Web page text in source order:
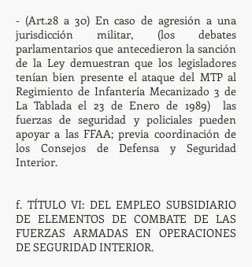
- (Art.28 a 30) En caso de agresión a una
jurisdicción militar, (los debates
parlamentarios que antecedieron la sanción
de la Ley demuestran que los legisladores
tenían bien presente el ataque del MTP al
Regimiento de Infantería Mecanizado 3 de
La Tablada el 23 de Enero de 1989) las
fuerzas de seguridad y policiales pueden
apoyar a las FFAA; previa coordinación de
los Consejos de Defensa y Seguridad
Interior.
f. TÍTULO VI: DEL EMPLEO SUBSIDIARIO
DE ELEMENTOS DE COMBATE DE LAS
FUERZAS ARMADAS EN OPERACIONES
DE SEGURIDAD INTERIOR.